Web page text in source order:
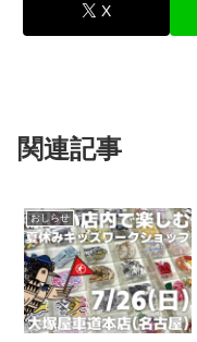
X
関連記事
おしらせ